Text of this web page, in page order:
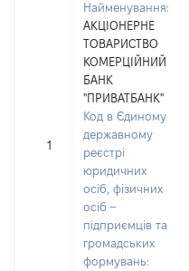
1
Найменування:
АКЦІОНЕРНЕ
ТОВАРИСТВО
КОМЕРЦІЙНИЙ
БАНК
"ПРИВАТБАНК"
Код в Єдиному
державному
реєстрі
юридичних
осіб, фізичних
осіб –
підприємців та
громадських
формувань: